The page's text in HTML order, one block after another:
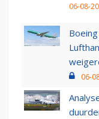
06-08-
06-